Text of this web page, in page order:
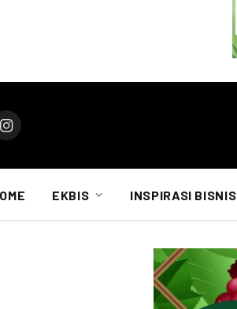
Instagram
EKBIS INSPIRASI BISNIS